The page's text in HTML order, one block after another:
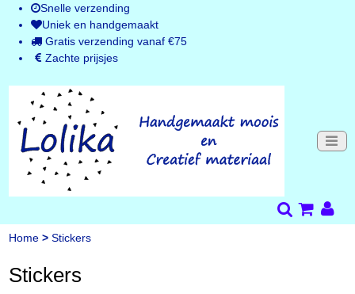
Snelle verzending
Uniek en handgemaakt
Gratis verzending vanaf €75
Zachte prijsjes
Home > Stickers
Stickers